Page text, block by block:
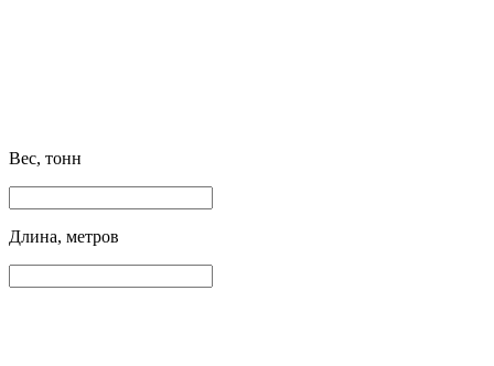
Вес, тонн
Длина, метров